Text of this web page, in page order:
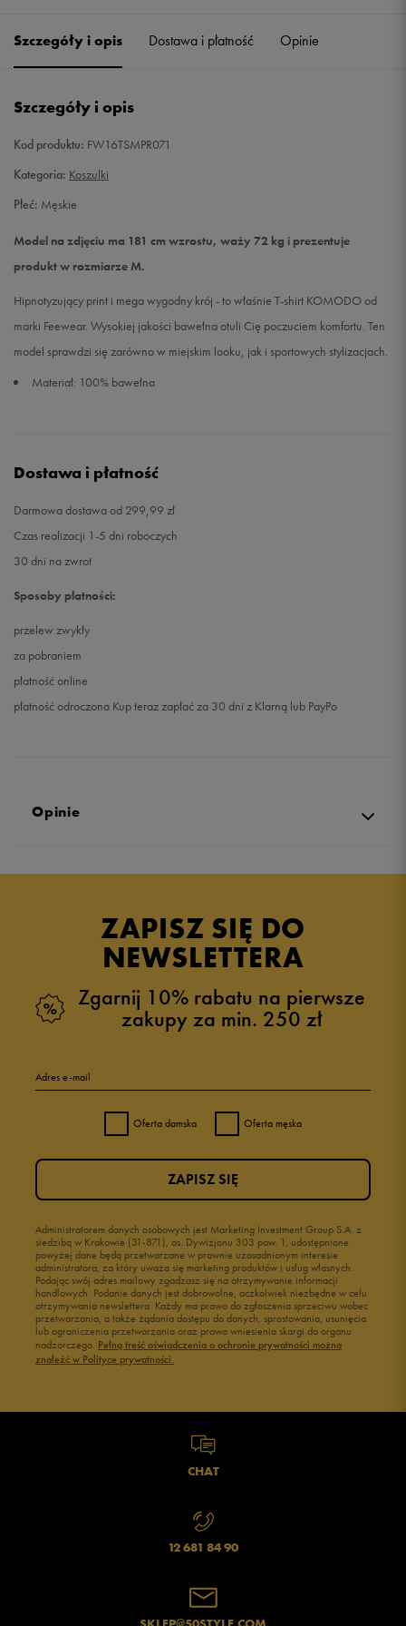
L Powiadom o dostępności
Szczegóły i opis Dostawa i płatność Opinie
Szczegóły i opis
Kod produktu: FW16TSMPR071
Kategoria: Koszulki
Płeć: Męskie
Model na zdjęciu ma 181 cm wzrostu, waży 72 kg i prezentuje
produkt w rozmiarze M.
Hipnotyzujący print i mega wygodny krój - to właśnie T-shirt KOMODO od
marki Feewear. Wysokiej jakości bawełna otuli Cię poczuciem komfortu. Ten
model sprawdzi się zarówno w miejskim looku, jak i sportowych stylizacjach.
Materiał: 100% bawełna
Dostawa i płatność
Darmowa dostawa od 299,99 zł
Czas realizacji 1-5 dni roboczych
30 dni na zwrot
Sposoby płatności:
przelew zwykły
za pobraniem
płatność online
płatność odroczona Kup teraz zapłać za 30 dni z Klarną lub PayPo
Opinie
ZAPISZ SIĘ DO
NEWSLETTERA
Zgarnij 10% rabatu na pierwsze
zakupy za min. 250 zł
Adres e-mail
Oferta damska Oferta męska
Administratorem danych osobowych jest Marketing Investment Group S.A. z
siedzibą w Krakowie (31-871), os. Dywizjonu 303 paw. 1, udostępnione
powyżej dane będą przetwarzane w prawnie uzasadnionym interesie
administratora, za który uważa się marketing produktów i usług własnych.
Podając swój adres mailowy zgadzasz się na otrzymywanie informacji
handlowych. Podanie danych jest dobrowolne, aczkolwiek niezbędne w celu
otrzymywania newslettera. Każdy ma prawo do zgłoszenia sprzeciwu wobec
przetwarzania, a także żądania dostępu do danych, sprostowania, usunięcia
lub ograniczenia przetwarzania oraz prawo wniesienia skargi do organu
nadzorczego. Pełną treść oświadczenia o ochronie prywatności można
znaleźć w Polityce prywatności.
ZAPISZ SIĘ
CHAT
12 681 84 90